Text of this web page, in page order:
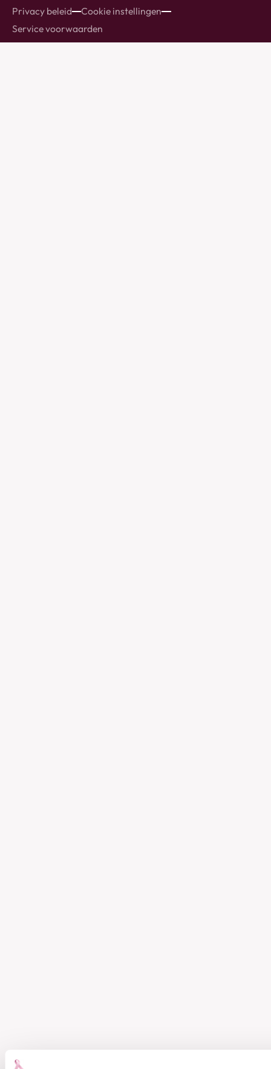
Privacy beleid
Cookie instellingen
Service voorwaarden